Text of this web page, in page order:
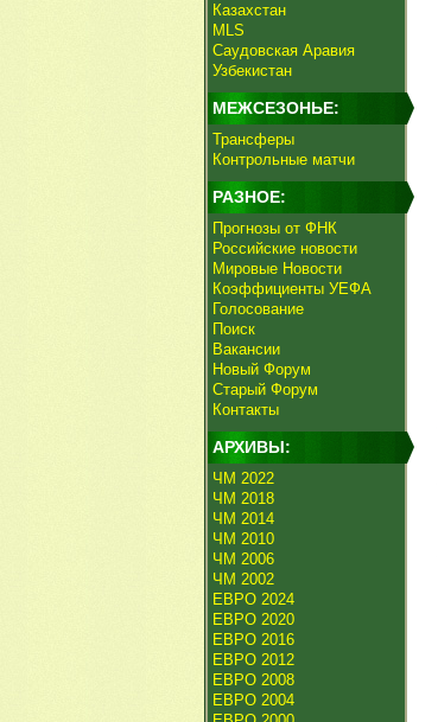
Казахстан
MLS
Саудовская Аравия
Узбекистан
МЕЖСЕЗОНЬЕ:
Трансферы
Контрольные матчи
РАЗНОЕ:
Прогнозы от ФНК
Российские новости
Мировые Новости
Коэффициенты УЕФА
Голосование
Поиск
Вакансии
Новый Форум
Старый Форум
Контакты
АРХИВЫ:
ЧМ 2022
ЧМ 2018
ЧМ 2014
ЧМ 2010
ЧМ 2006
ЧМ 2002
ЕВРО 2024
ЕВРО 2020
ЕВРО 2016
ЕВРО 2012
ЕВРО 2008
ЕВРО 2004